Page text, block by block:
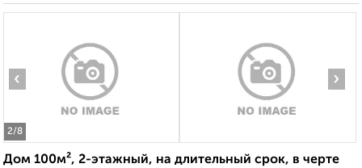
2/8
‹ ›
Дом 100м², 2-этажный, на длительный срок, в черте